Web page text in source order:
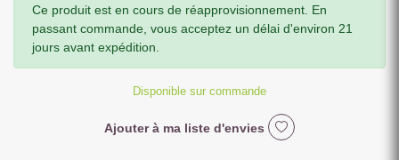
Ce produit est en cours de réapprovisionnement. En
passant commande, vous acceptez un délai d'environ 21
jours avant expédition.
Disponible sur commande
Ajouter à ma liste d'envies